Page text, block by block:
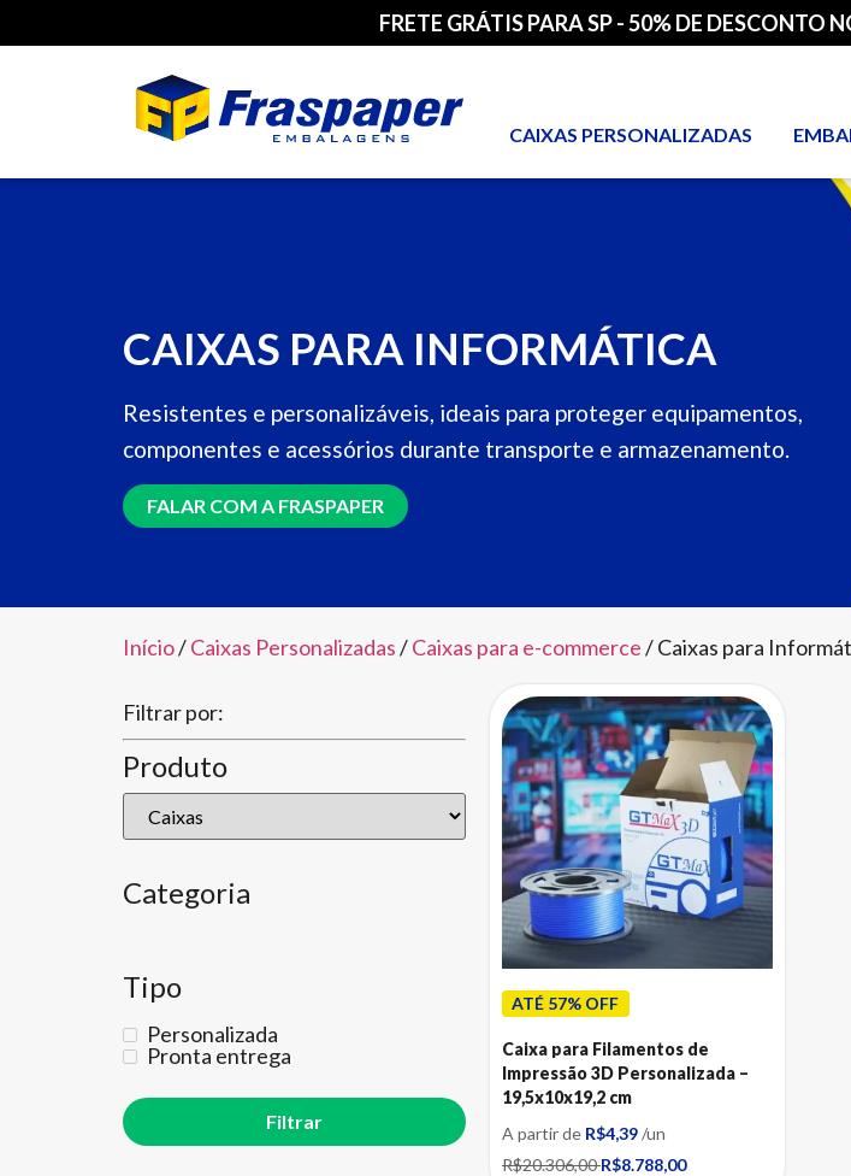
FRETE GRÁTIS PARA SP - 50% DE DESCONTO
CAIXAS PERSONALIZADAS
CAIXAS PARA INFORMÁTICA
Resistentes e personalizáveis, ideais para proteger equipamentos,
componentes e acessórios durante transporte e armazenamento.
FALAR COM A FRASPAPER
Início/Caixas Personalizadas/Caixas para e-commerce/ Caixas para
Filtrar por:
Produto
Categoria
Tipo
Personalizada
Pronta entrega
ATÉ 57% OFF
Caixa para Filamentos de
Impressão 3D Personalizada –
19,5x10x19,2 cm
A partir de R$4,39/un
R$20.306,00R$8.788,00